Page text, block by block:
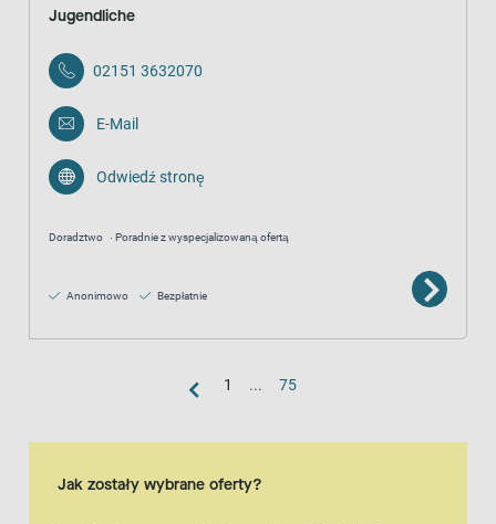
Jugendliche
02151 3632070
E-Mail
Odwiedź stronę
Doradztwo Poradnie z wyspecjalizowaną ofertą
Anonimowo Bezpłatnie
1 ... 75
widok mapy
Jak zostały wybrane oferty?